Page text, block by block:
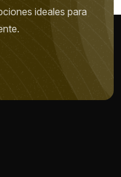
ideales para